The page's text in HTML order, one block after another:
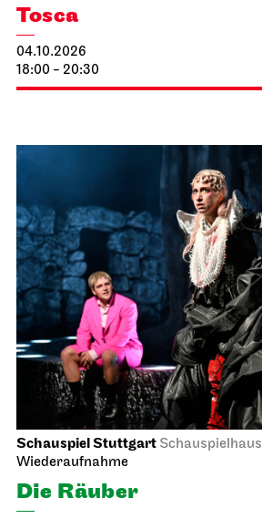
Tosca
04.10.2026
18:00 - 20:30
Schauspiel Stuttgart Schauspielhaus
Wiederaufnahme
Die Räuber